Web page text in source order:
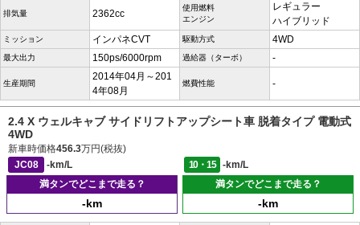
排気量 2362cc
使用燃料
エンジン
レギュラー
ハイブリッド
ミッション インパネCVT 駆動方式 4WD
最大出力 150ps/6000rpm 過給器（ターボ） -
生産期間
2014年04月～201
4年08月
燃費性能 -
2.4 X ウェルキャブ サイドリフトアップシート車 脱着タイプ 電動式
4WD
新車時価格456.3万円(税抜)
JC08
-km/L 10・15
-km/L
満タンでどこまで走る？
-km
満タンでどこまで走る？
-km